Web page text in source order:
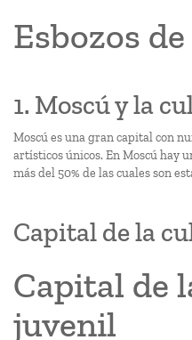
Esbozos
1. Moscú y la
Moscú es una gran capital con
artísticos únicos. En Moscú hay
más del 50% de las cuales son
Capital de la
Capital de
juvenil